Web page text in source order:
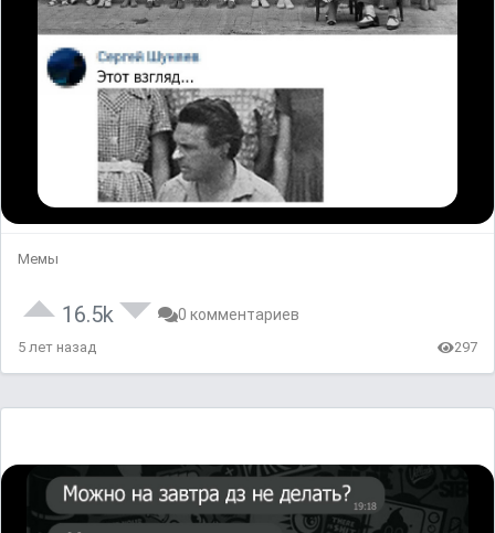
Мемы
16.5k 0 комментариев
5 лет назад 297